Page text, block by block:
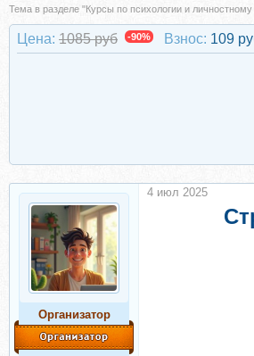
Тема в разделе "Курсы по психологии и
Цена: 1085 руб -90% Взнос: 109
Организатор
4 июл 2025